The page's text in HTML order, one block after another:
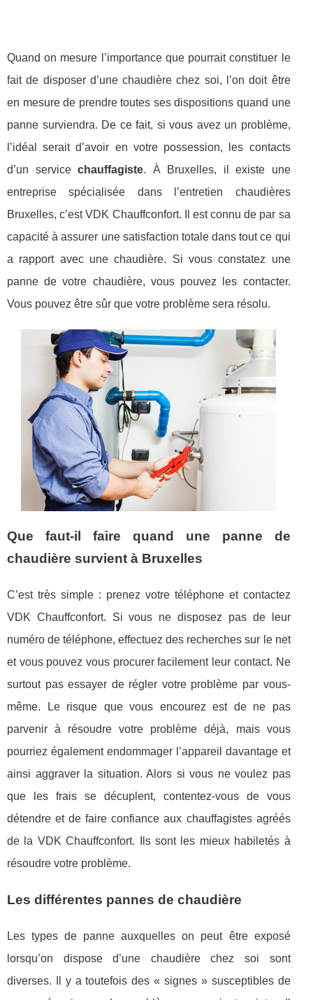
Quand on mesure l’importance que pourrait constituer le
fait de disposer d’une chaudière chez soi, l’on doit être
en mesure de prendre toutes ses dispositions quand une
panne surviendra. De ce fait, si vous avez un problème,
l’idéal serait d’avoir en votre possession, les contacts
d’un servicechauffagiste. À Bruxelles, il existe une
entreprise spécialisée dans l’entretien chaudières
Bruxelles, c’est VDK Chauffconfort. Il est connu de par sa
capacité à assurer une satisfaction totale dans tout ce qui
a rapport avec une chaudière. Si vous constatez une
panne de votre chaudière, vous pouvez les contacter.
Vous pouvez être sûr que votre problème sera résolu.
Que faut-il faire quand une panne de
chaudière survient à Bruxelles
C’est très simple : prenez votre téléphone et contactez
VDK Chauffconfort. Si vous ne disposez pas de leur
numéro de téléphone, effectuez des recherches sur le net
et vous pouvez vous procurer facilement leur contact. Ne
surtout pas essayer de régler votre problème par vous-
même. Le risque que vous encourez est de ne pas
parvenir à résoudre votre problème déjà, mais vous
pourriez également endommager l’appareil davantage et
ainsi aggraver la situation. Alors si vous ne voulez pas
que les frais se décuplent, contentez-vous de vous
détendre et de faire confiance aux chauffagistes agréés
de la VDK Chauffconfort. Ils sont les mieux habiletés à
résoudre votre problème.
Les différentes pannes de chaudière
Les types de panne auxquelles on peut être exposé
lorsqu’on dispose d’une chaudière chez soi sont
diverses. Il y a toutefois des « signes » susceptibles de